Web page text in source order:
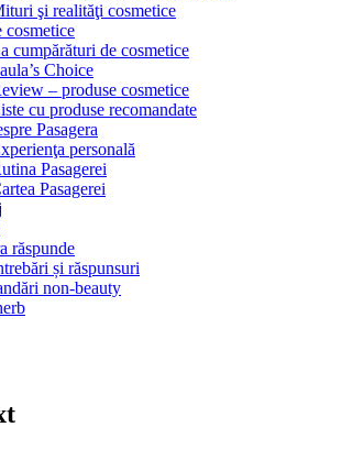
şi realităţi cosmetice
cosmetice
cumpărături de cosmetice
Choice
– produse cosmetice
cu produse recomandate
Pasagera
personală
Pasagerei
Pasagerei
răspunde
și răspunsuri
non-beauty